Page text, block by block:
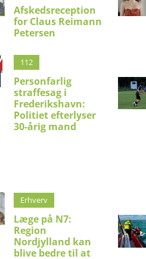
Afskedsreception
for Claus Reimann
Petersen
112
Personfarlig
straffesag i
Frederikshavn:
Politiet efterlyser
30-årig mand
Erhverv
Læge på N7:
Region
Nordjylland kan
blive bedre til at